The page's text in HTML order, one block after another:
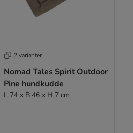
2 varianter
Nomad Tales Spirit Outdoor
Pine hundkudde
L 74 x B 46 x H 7 cm